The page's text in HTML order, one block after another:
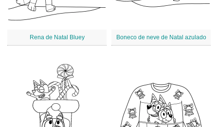
Rena de Natal Bluey Boneco de neve de Natal azulado